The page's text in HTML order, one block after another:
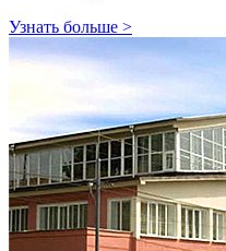
Узнать больше >